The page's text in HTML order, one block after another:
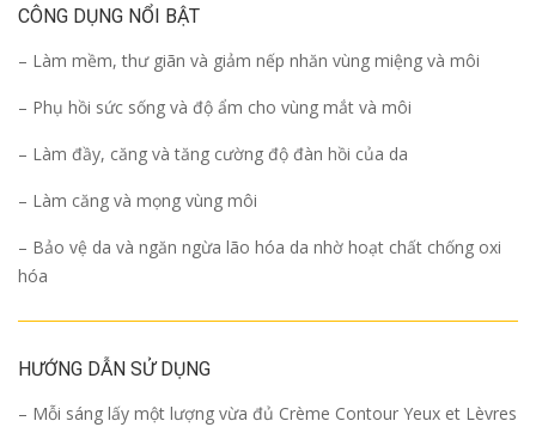
CÔNG DỤNG NỔI BẬT
– Làm mềm, thư giãn và giảm nếp nhăn vùng miệng và môi
– Phụ hồi sức sống và độ ẩm cho vùng mắt và môi
– Làm đầy, căng và tăng cường độ đàn hồi của da
– Làm căng và mọng vùng môi
– Bảo vệ da và ngăn ngừa lão hóa da nhờ hoạt chất chống oxi
hóa
HƯỚNG DẪN SỬ DỤNG
– Mỗi sáng lấy một lượng vừa đủ Crème Contour Yeux et Lèvres